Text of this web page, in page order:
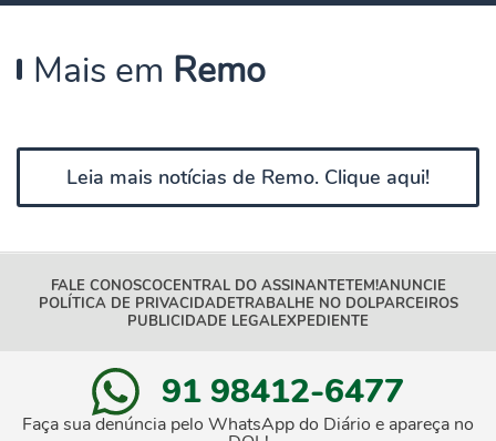
Mais em Remo
Leia mais notícias de Remo. Clique aqui!
FALE CONOSCOCENTRAL DO ASSINANTETEM!ANUNCIE
POLÍTICA DE PRIVACIDADETRABALHE NO DOLPARCEIROS
PUBLICIDADE LEGALEXPEDIENTE
91 98412-6477
Faça sua denúncia pelo WhatsApp do Diário e apareça no